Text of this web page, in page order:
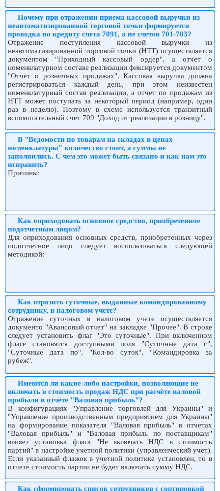
Почему при отражении приема кассовой выручки из
неавтоматизированной торговой точки формируется
проводка по кредиту счета 7091, а не счетов 701-703?
Отражение поступления кассовой выручки из
неавтоматизированной торговой точки (НТТ) осуществляется
документом "Приходный кассовый ордер", а отчет о
номенклатурном составе реализации фиксируется документом
"Отчет о розничных продажах". Кассовая выручка должна
регистрироваться каждый день, при этом неизвестен
номенклатурный состав реализации, а отчет по продажам из
НТТ может поступать за некоторый период (например, один
раз в неделю). Поэтому в схеме используется транзитный
вспомогательный счет 709 "Доход от реализации в розницу".
В "Ведомости по товарам на складах в ценах
номенклатуры" количество стоит, а суммы не
заполнились. С чем это может быть связано и как нам это
исправить?
Причины:
Как оприходовать основное средство, приобретенное
подотчетным лицом?
Для оприходования основных средств, приобретенных через
подотчетное лицо следует воспользоваться следующей
методикой:
Как отразить суточные, выданные командированному
сотруднику, в налоговом учете?
Отражение суточных в налоговом учете осуществляется
документо "Авансовый отчет" на закладке "Прочее". В строке
следует установить флаг "Это суточные". При включенном
флаге становятся доступными поля "Суточные дата с",
"Суточные дата по", "Кол-во суток", "Командировка за
рубеж".
Имеются ли какие-либо настройки, позволяющие не
включать в стоимость продаж НДС при расчёте валовой
прибыли в отчёте "Валовая прибыль"?
В конфигурациях "Управление торговлей для Украины" и
"Управление производственным предприятием для Украины"
на формирование показателя "Валовая прибыль" в отчетах
"Валовая прибыль" и "Валовая прибыль по поставщикам"
влияет установка флага "Не включать НДС в стоимость
партий" в настройке учетной политики (управленческий учет).
Если указанный флажок в учетной политике установлен, то в
отчете стоимость партии не будет включать сумму НДС.
Как сформировать список сотрудников с сортировкой